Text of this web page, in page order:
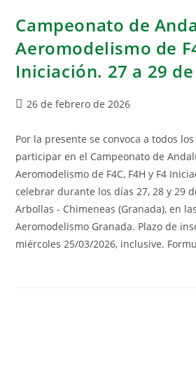
Campeonato de
Aeromodelismo de
Iniciación. 27 a 29
26 de febrero de 2026
Por la presente se convoca a todos
participar en el Campeonato de
Aeromodelismo de F4C, F4H y F4
celebrar durante los días 27, 28 y 29
Arbollas - Chimeneas (Granada), en
Aeromodelismo Granada. Plazo de
miércoles 25/03/2026, inclusive.